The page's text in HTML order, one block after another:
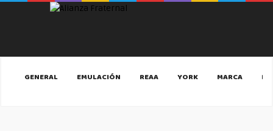
GENERAL EMULACIÓN REAA YORK MARCA